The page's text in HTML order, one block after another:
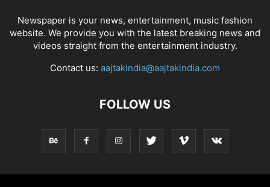
Newspaper is your news, entertainment, music fashion
website. We provide you with the latest breaking news and
videos straight from the entertainment industry.
Contact us: aajtakindia@aajtakindia.com
FOLLOW US